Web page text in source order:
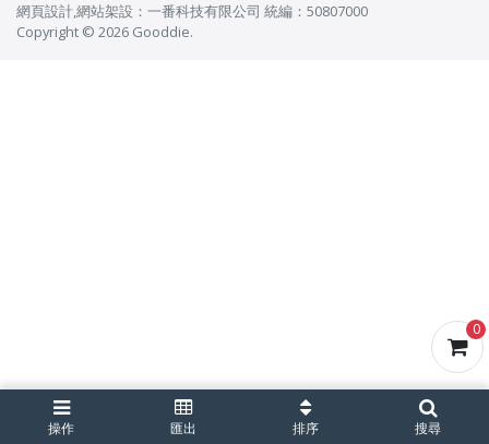
0
操作 匯出 排序 搜尋
網頁設計,網站架設 ： 一番科技有限公司 統編：50807000
Copyright © 2026 Gooddie.